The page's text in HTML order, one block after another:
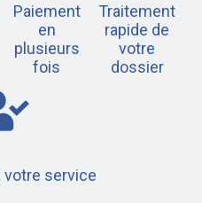
Paiement
en
plusieurs
fois
Traitement
rapide de
votre
dossier
votre service